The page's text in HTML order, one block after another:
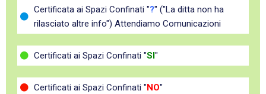
Certificata ai Spazi Confinati "?" ("La ditta non ha
rilasciato altre info") Attendiamo Comunicazioni
Certificati ai Spazi Confinati "SI "
Certificati ai Spazi Confinati " NO"